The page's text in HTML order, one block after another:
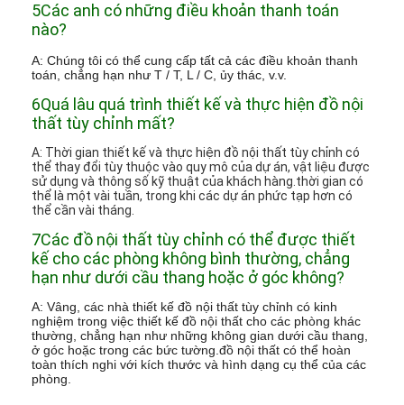
5Các anh có những điều khoản thanh toán
nào?
A: Chúng tôi có thể cung cấp tất cả các điều khoản thanh
toán, chẳng hạn như T / T, L / C, ủy thác, v.v.
6Quá lâu quá trình thiết kế và thực hiện đồ nội
thất tùy chỉnh mất?
A: Thời gian thiết kế và thực hiện đồ nội thất tùy chỉnh có
thể thay đổi tùy thuộc vào quy mô của dự án, vật liệu được
sử dụng và thông số kỹ thuật của khách hàng.thời gian có
thể là một vài tuần, trong khi các dự án phức tạp hơn có
thể cần vài tháng.
7Các đồ nội thất tùy chỉnh có thể được thiết
kế cho các phòng không bình thường, chẳng
hạn như dưới cầu thang hoặc ở góc không?
A: Vâng, các nhà thiết kế đồ nội thất tùy chỉnh có kinh
nghiệm trong việc thiết kế đồ nội thất cho các phòng khác
thường, chẳng hạn như những không gian dưới cầu thang,
ở góc hoặc trong các bức tường.đồ nội thất có thể hoàn
toàn thích nghi với kích thước và hình dạng cụ thể của các
phòng.